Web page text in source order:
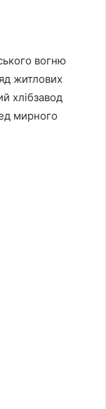
вогню
житлових
хлібзавод
мирного